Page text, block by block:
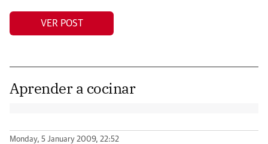
VER POST
Aprender a cocinar
Monday, 5 January 2009, 22:52